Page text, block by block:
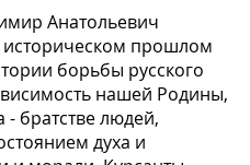
Анатольевич
историческом прошлом
борьбы русского
нашей Родины,
- братстве людей,
духа и